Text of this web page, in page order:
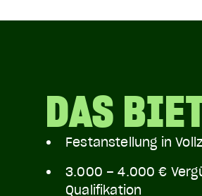
DAS
Festanstellung in
3.000 – 4.000 €
Qualifikation